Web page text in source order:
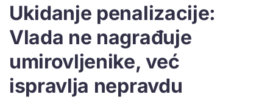
Ukidanje penalizacije:
Vlada ne nagrađuje
umirovljenike, već
ispravlja nepravdu